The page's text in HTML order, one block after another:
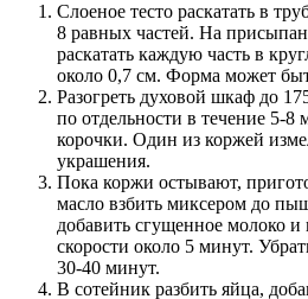
Слоеное тесто раскатать в
8 равных частей. На
раскатать каждую часть в
около 0,7 см. Форма может
Разогреть духовой шкаф до
по отдельности в течение 5-8
корочки. Один из коржей
украшения.
Пока коржи остывают,
масло взбить миксером до
добавить сгущенное молоко и
скорости около 5 минут.
30-40 минут.
В сотейник разбить яйца,